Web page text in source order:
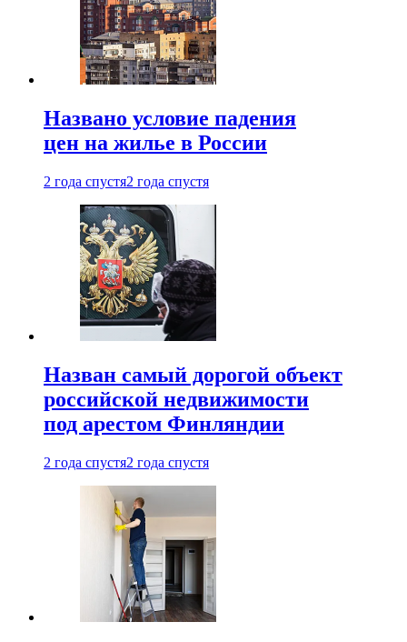
Названо условие падения
цен на жилье в России
2 года спустя2 года спустя
Назван самый дорогой объект
российской недвижимости
под арестом Финляндии
2 года спустя2 года спустя